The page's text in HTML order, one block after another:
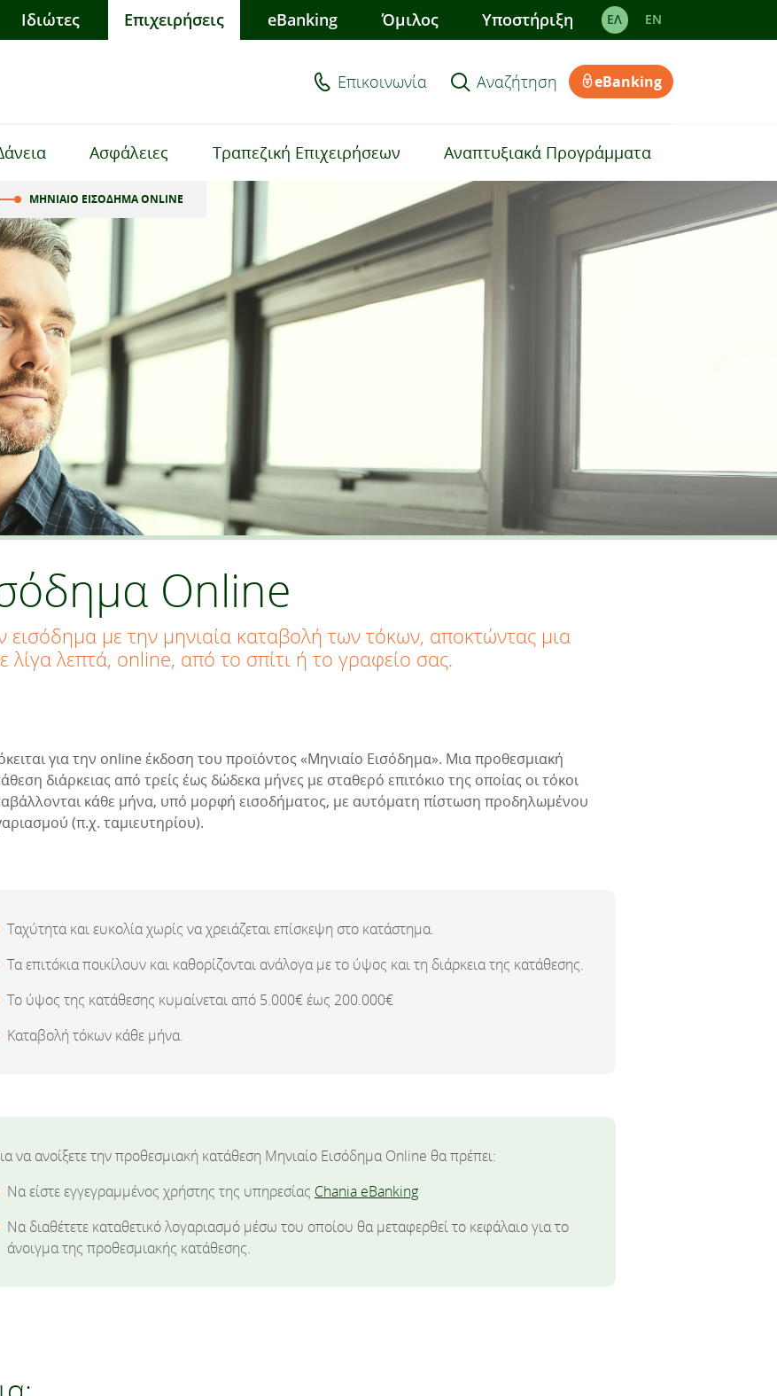
Ιδιώτες Επιχειρήσεις eBanking Όμιλος Υποστήριξη ΕΛ EΝ
Επικοινωνία Αναζήτηση eBanking
Ασφάλειες Τραπεζική Επιχειρήσεων Αναπτυξιακά Προγράμματα
ΜΗΝΙΑΙΟ ΕΙΣΟΔΗΜΑ ΟNLINE
Οnline
εισόδημα με την μηνιαία καταβολή των τόκων, αποκτώντας μια
λεπτά, online, από το σπίτι ή το γραφείο σας.
για την online έκδοση του προϊόντος «Μηνιαίο Εισόδημα». Μια προθεσμιακή
διάρκειας από τρείς έως δώδεκα μήνες με σταθερό επιτόκιο της οποίας οι τόκοι
κάθε μήνα, υπό μορφή εισοδήματος, με αυτόματη πίστωση προδηλωμένου
(π.χ. ταμιευτηρίου).
Ταχύτητα και ευκολία χωρίς να χρειάζεται επίσκεψη στο κατάστημα.
Τα επιτόκια ποικίλουν και καθορίζονται ανάλογα με το ύψος και τη διάρκεια της κατάθεσης.
Το ύψος της κατάθεσης κυμαίνεται από 5.000€ έως 200.000€
Καταβολή τόκων κάθε μήνα.
να ανοίξετε την προθεσμιακή κατάθεση Μηνιαίο Εισόδημα Online θα πρέπει:
Να είστε εγγεγραμμένος χρήστης της υπηρεσίας Chania eBanking
Να διαθέτετε καταθετικό λογαριασμό μέσω του οποίου θα μεταφερθεί το κεφάλαιο για το
άνοιγμα της προθεσμιακής κατάθεσης.